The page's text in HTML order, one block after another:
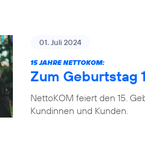
01. Juli 2024
15 JAHRE NETTOKOM:
Zum Geburtstag
NettoKOM feiert den 15.
Kundinnen und Kunden.